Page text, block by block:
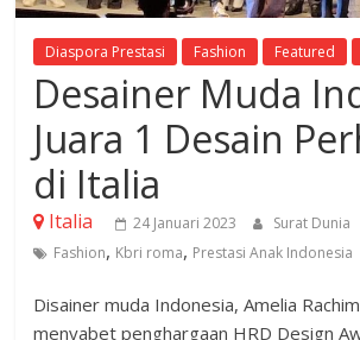
Diaspora Prestasi Fashion Featured
Desainer Muda
Juara 1 Desain
di Italia
Italia 24 Januari 2023 Surat Dunia
Fashion, Kbri roma, Prestasi Anak Indonesia
Disainer muda Indonesia, Amelia
menyabet penghargaan HRD Design